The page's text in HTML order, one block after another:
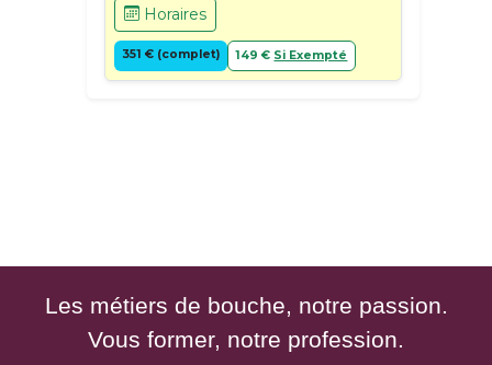
Horaires
351 € (complet) 149 € Si Exempté
Les métiers de bouche, notre passion.
Vous former, notre profession.